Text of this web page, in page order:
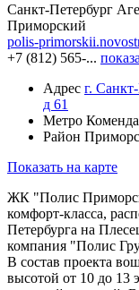
Санкт-Петербург
Приморский
polis-
+7 (812) 565-...
Адрес г.
д 61
Метро
Район
Показать на карте
ЖК "Полис
комфорт-класса,
Петербурга на
компания "Полис
В состав проекта
высотой от 10 до 13